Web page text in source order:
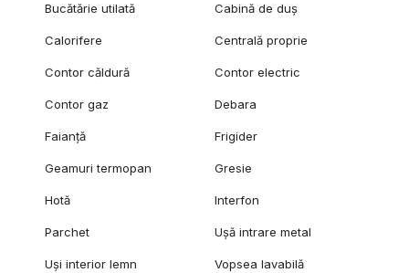
Bucătărie utilată Cabină de duș
Calorifere Centrală proprie
Contor căldură Contor electric
Contor gaz Debara
Faianță Frigider
Geamuri termopan Gresie
Hotă Interfon
Parchet Ușă intrare metal
Uși interior lemn Vopsea lavabilă